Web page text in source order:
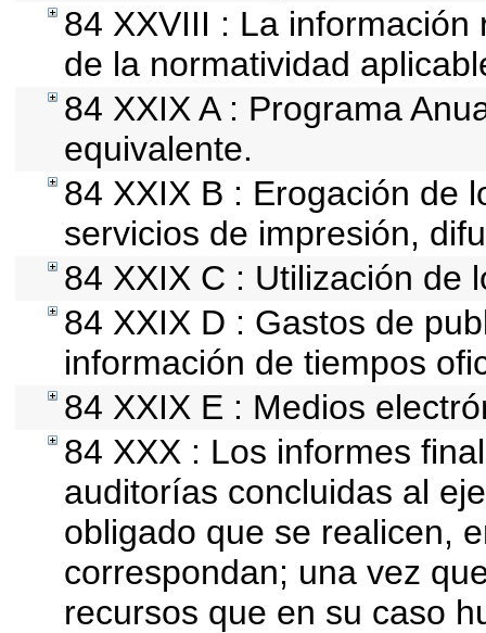
84 XXVIII : La
de la normatividad
84 XXIX A : Programa
equivalente.
84 XXIX B : Erogación de
servicios de impresión,
84 XXIX C : Utilización de
84 XXIX D : Gastos de
información de tiempos
84 XXIX E : Medios
84 XXX : Los informes
auditorías concluidas al
obligado que se realicen,
correspondan; una vez
recursos que en su caso